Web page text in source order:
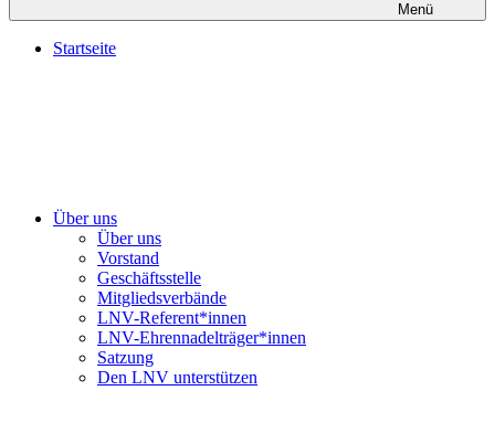
Menü
Startseite
Über uns
Über uns
Vorstand
Geschäftsstelle
Mitgliedsverbände
LNV-Referent*innen
LNV-Ehrennadelträger*innen
Satzung
Den LNV unterstützen